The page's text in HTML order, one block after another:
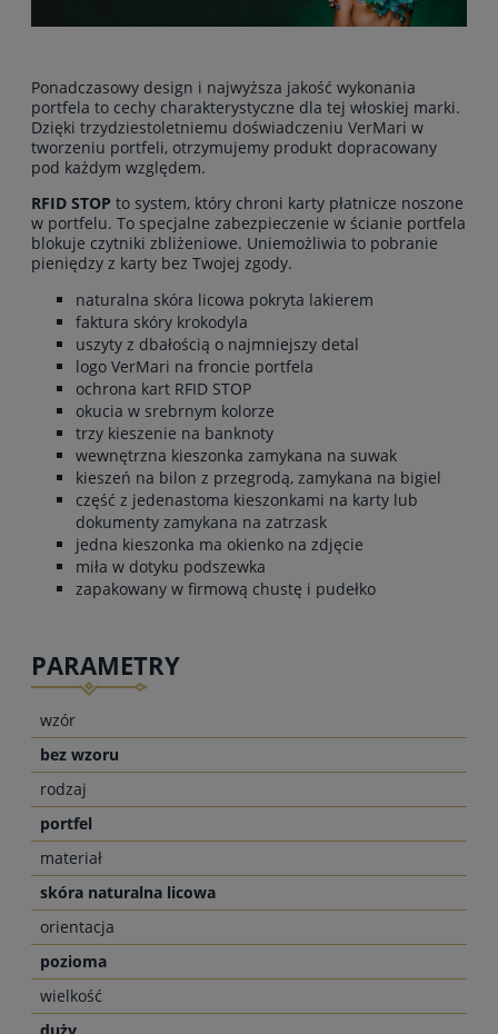
Ponadczasowy design i najwyższa jakość wykonania
portfela to cechy charakterystyczne dla tej włoskiej marki.
Dzięki trzydziestoletniemu doświadczeniu VerMari w
tworzeniu portfeli, otrzymujemy produkt dopracowany
pod każdym względem.
RFID STOP to system, który chroni karty płatnicze noszone
w portfelu. To specjalne zabezpieczenie w ścianie portfela
blokuje czytniki zbliżeniowe. Uniemożliwia to pobranie
pieniędzy z karty bez Twojej zgody.
naturalna skóra licowa pokryta lakierem
faktura skóry krokodyla
uszyty z dbałością o najmniejszy detal
logo VerMari na froncie portfela
ochrona kart RFID STOP
okucia w srebrnym kolorze
trzy kieszenie na banknoty
wewnętrzna kieszonka zamykana na suwak
kieszeń na bilon z przegrodą, zamykana na bigiel
część z jedenastoma kieszonkami na karty lub
dokumenty zamykana na zatrzask
jedna kieszonka ma okienko na zdjęcie
miła w dotyku podszewka
zapakowany w firmową chustę i pudełko
PARAMETRY
wzór
bez wzoru
rodzaj
portfel
materiał
skóra naturalna licowa
orientacja
pozioma
wielkość